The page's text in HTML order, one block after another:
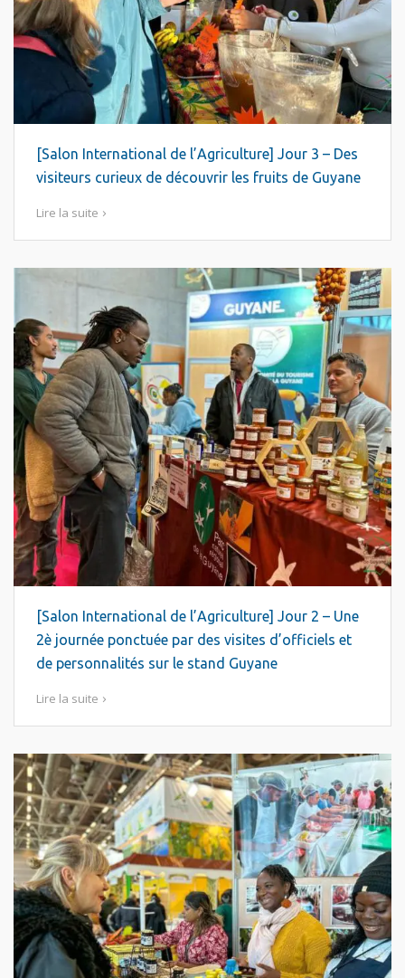
[Salon International de l’Agriculture] Jour 3 – Des
visiteurs curieux de découvrir les fruits de Guyane
Lire la suite
[Salon International de l’Agriculture] Jour 2 – Une
2è journée ponctuée par des visites d’officiels et
de personnalités sur le stand Guyane
Lire la suite